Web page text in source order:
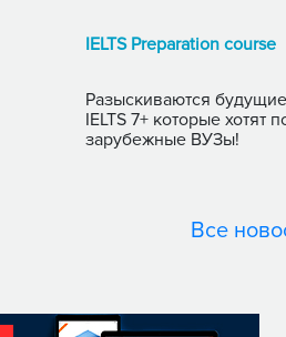
IELTS Preparation course
Разыскиваются
IELTS 7+ которые хотят поступать в
зарубежные ВУЗы!
Все